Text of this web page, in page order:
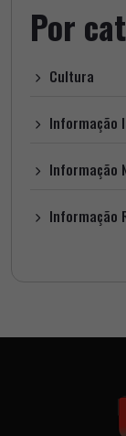
Por
Cultura
Informação
Informação
Informação